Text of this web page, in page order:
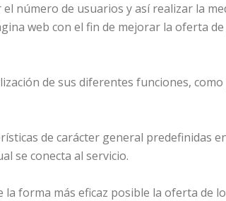
de usuarios y así realizar la
web con el fin de mejorar la oferta
de sus diferentes funciones,
de carácter general predefinidas
se conecta al servicio.
forma más eficaz posible la oferta de